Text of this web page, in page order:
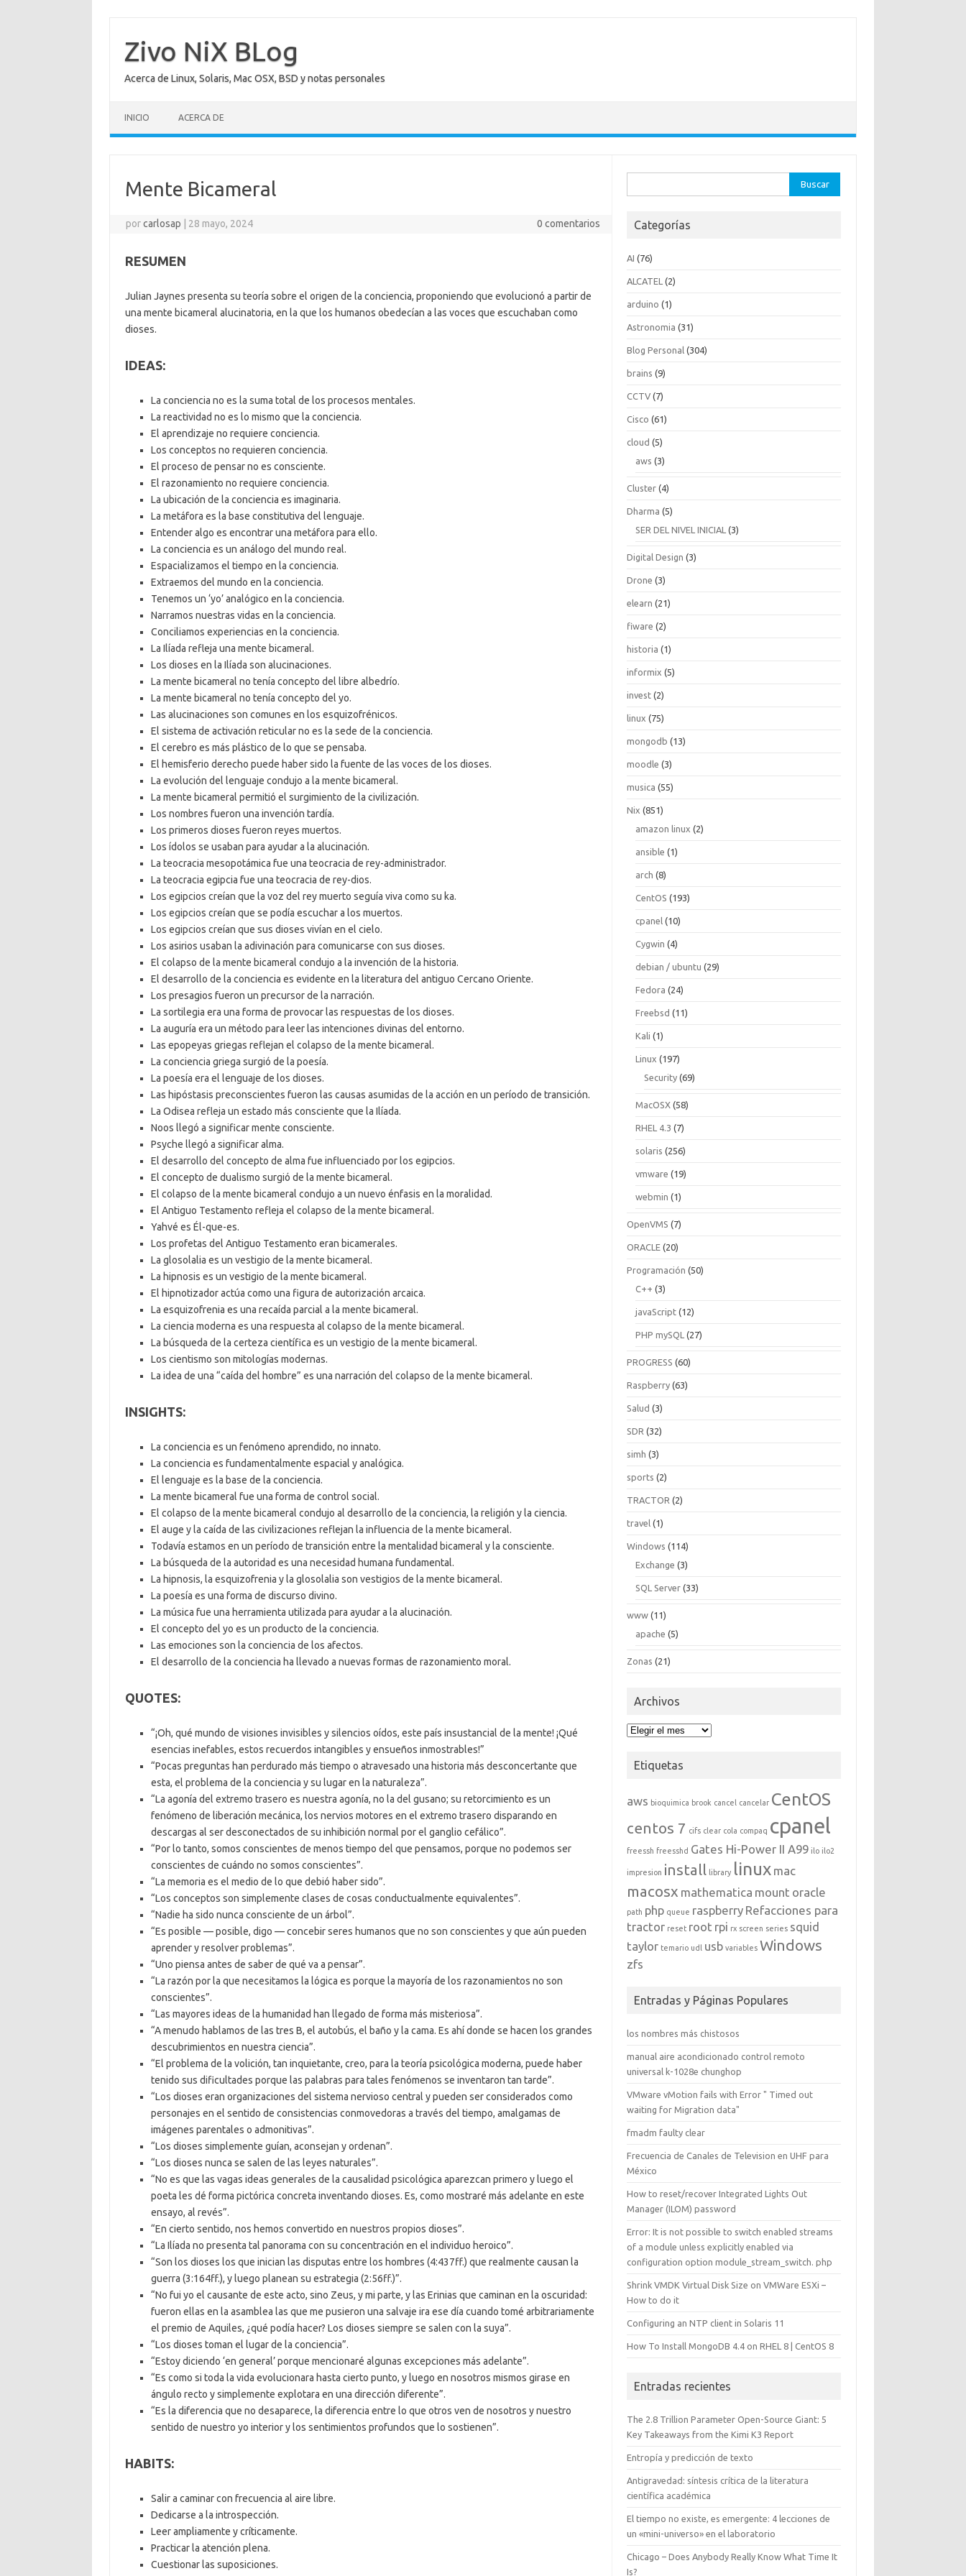
contenido
Zivo NiX BLog
Acerca de Linux, Solaris, Mac OSX, BSD y notas personales
INICIO ACERCA DE
Mente Bicameral
porcarlosap 28 mayo, 2024 0 comentarios
RESUMEN
Julian Jaynes presenta su teoría sobre el origen de la conciencia, proponiendo que evolucionó a partir de
una mente bicameral alucinatoria, en la que los humanos obedecían a las voces que escuchaban como
dioses.
IDEAS:
La conciencia no es la suma total de los procesos mentales.
La reactividad no es lo mismo que la conciencia.
El aprendizaje no requiere conciencia.
Los conceptos no requieren conciencia.
El proceso de pensar no es consciente.
El razonamiento no requiere conciencia.
La ubicación de la conciencia es imaginaria.
La metáfora es la base constitutiva del lenguaje.
Entender algo es encontrar una metáfora para ello.
La conciencia es un análogo del mundo real.
Espacializamos el tiempo en la conciencia.
Extraemos del mundo en la conciencia.
Tenemos un ‘yo’ analógico en la conciencia.
Narramos nuestras vidas en la conciencia.
Conciliamos experiencias en la conciencia.
La Ilíada refleja una mente bicameral.
Los dioses en la Ilíada son alucinaciones.
La mente bicameral no tenía concepto del libre albedrío.
La mente bicameral no tenía concepto del yo.
Las alucinaciones son comunes en los esquizofrénicos.
El sistema de activación reticular no es la sede de la conciencia.
El cerebro es más plástico de lo que se pensaba.
El hemisferio derecho puede haber sido la fuente de las voces de los dioses.
La evolución del lenguaje condujo a la mente bicameral.
La mente bicameral permitió el surgimiento de la civilización.
Los nombres fueron una invención tardía.
Los primeros dioses fueron reyes muertos.
Los ídolos se usaban para ayudar a la alucinación.
La teocracia mesopotámica fue una teocracia de rey-administrador.
La teocracia egipcia fue una teocracia de rey-dios.
Los egipcios creían que la voz del rey muerto seguía viva como su ka.
Los egipcios creían que se podía escuchar a los muertos.
Los egipcios creían que sus dioses vivían en el cielo.
Los asirios usaban la adivinación para comunicarse con sus dioses.
El colapso de la mente bicameral condujo a la invención de la historia.
El desarrollo de la conciencia es evidente en la literatura del antiguo Cercano Oriente.
Los presagios fueron un precursor de la narración.
La sortilegia era una forma de provocar las respuestas de los dioses.
La auguría era un método para leer las intenciones divinas del entorno.
Las epopeyas griegas reflejan el colapso de la mente bicameral.
La conciencia griega surgió de la poesía.
La poesía era el lenguaje de los dioses.
Las hipóstasis preconscientes fueron las causas asumidas de la acción en un período de transición.
La Odisea refleja un estado más consciente que la Ilíada.
Noos llegó a significar mente consciente.
Psyche llegó a significar alma.
El desarrollo del concepto de alma fue influenciado por los egipcios.
El concepto de dualismo surgió de la mente bicameral.
El colapso de la mente bicameral condujo a un nuevo énfasis en la moralidad.
El Antiguo Testamento refleja el colapso de la mente bicameral.
Yahvé es Él-que-es.
Los profetas del Antiguo Testamento eran bicamerales.
La glosolalia es un vestigio de la mente bicameral.
La hipnosis es un vestigio de la mente bicameral.
El hipnotizador actúa como una figura de autorización arcaica.
La esquizofrenia es una recaída parcial a la mente bicameral.
La ciencia moderna es una respuesta al colapso de la mente bicameral.
La búsqueda de la certeza científica es un vestigio de la mente bicameral.
Los cientismo son mitologías modernas.
La idea de una “caída del hombre” es una narración del colapso de la mente bicameral.
INSIGHTS:
La conciencia es un fenómeno aprendido, no innato.
La conciencia es fundamentalmente espacial y analógica.
El lenguaje es la base de la conciencia.
La mente bicameral fue una forma de control social.
El colapso de la mente bicameral condujo al desarrollo de la conciencia, la religión y la ciencia.
El auge y la caída de las civilizaciones reflejan la influencia de la mente bicameral.
Todavía estamos en un período de transición entre la mentalidad bicameral y la consciente.
La búsqueda de la autoridad es una necesidad humana fundamental.
La hipnosis, la esquizofrenia y la glosolalia son vestigios de la mente bicameral.
La poesía es una forma de discurso divino.
La música fue una herramienta utilizada para ayudar a la alucinación.
El concepto del yo es un producto de la conciencia.
Las emociones son la conciencia de los afectos.
El desarrollo de la conciencia ha llevado a nuevas formas de razonamiento moral.
QUOTES:
“¡Oh, qué mundo de visiones invisibles y silencios oídos, este país insustancial de la mente! ¡Qué
esencias inefables, estos recuerdos intangibles y ensueños inmostrables!”
“Pocas preguntas han perdurado más tiempo o atravesado una historia más desconcertante que
esta, el problema de la conciencia y su lugar en la naturaleza”.
“La agonía del extremo trasero es nuestra agonía, no la del gusano; su retorcimiento es un
fenómeno de liberación mecánica, los nervios motores en el extremo trasero disparando en
descargas al ser desconectados de su inhibición normal por el ganglio cefálico”.
“Por lo tanto, somos conscientes de menos tiempo del que pensamos, porque no podemos ser
conscientes de cuándo no somos conscientes”.
“La memoria es el medio de lo que debió haber sido”.
“Los conceptos son simplemente clases de cosas conductualmente equivalentes”.
“Nadie ha sido nunca consciente de un árbol”.
“Es posible — posible, digo — concebir seres humanos que no son conscientes y que aún pueden
aprender y resolver problemas”.
“Uno piensa antes de saber de qué va a pensar”.
“La razón por la que necesitamos la lógica es porque la mayoría de los razonamientos no son
conscientes”.
“Las mayores ideas de la humanidad han llegado de forma más misteriosa”.
“A menudo hablamos de las tres B, el autobús, el baño y la cama. Es ahí donde se hacen los grandes
descubrimientos en nuestra ciencia”.
“El problema de la volición, tan inquietante, creo, para la teoría psicológica moderna, puede haber
tenido sus dificultades porque las palabras para tales fenómenos se inventaron tan tarde”.
“Los dioses eran organizaciones del sistema nervioso central y pueden ser considerados como
personajes en el sentido de consistencias conmovedoras a través del tiempo, amalgamas de
imágenes parentales o admonitivas”.
“Los dioses simplemente guían, aconsejan y ordenan”.
“Los dioses nunca se salen de las leyes naturales”.
“No es que las vagas ideas generales de la causalidad psicológica aparezcan primero y luego el
poeta les dé forma pictórica concreta inventando dioses. Es, como mostraré más adelante en este
ensayo, al revés”.
“En cierto sentido, nos hemos convertido en nuestros propios dioses”.
“La Ilíada no presenta tal panorama con su concentración en el individuo heroico”.
“Son los dioses los que inician las disputas entre los hombres (4:437ff.) que realmente causan la
guerra (3:164ff.), y luego planean su estrategia (2:56ff.)”.
“No fui yo el causante de este acto, sino Zeus, y mi parte, y las Erinias que caminan en la oscuridad:
fueron ellas en la asamblea las que me pusieron una salvaje ira ese día cuando tomé arbitrariamente
el premio de Aquiles, ¿qué podía hacer? Los dioses siempre se salen con la suya”.
“Los dioses toman el lugar de la conciencia”.
“Estoy diciendo ‘en general’ porque mencionaré algunas excepciones más adelante”.
“Es como si toda la vida evolucionara hasta cierto punto, y luego en nosotros mismos girase en
ángulo recto y simplemente explotara en una dirección diferente”.
“Es la diferencia que no desaparece, la diferencia entre lo que otros ven de nosotros y nuestro
sentido de nuestro yo interior y los sentimientos profundos que lo sostienen”.
HABITS:
Salir a caminar con frecuencia al aire libre.
Dedicarse a la introspección.
Leer ampliamente y críticamente.
Practicar la atención plena.
Cuestionar las suposiciones.
Categorías
AI (76)
ALCATEL (2)
arduino (1)
Astronomia (31)
Blog Personal (304)
brains (9)
CCTV (7)
Cisco (61)
cloud (5)
aws (3)
Cluster (4)
Dharma (5)
SER DEL NIVEL INICIAL (3)
Digital Design (3)
Drone (3)
elearn (21)
fiware (2)
historia (1)
informix (5)
invest (2)
linux (75)
mongodb (13)
moodle (3)
musica (55)
Nix (851)
amazon linux (2)
ansible (1)
arch (8)
CentOS (193)
cpanel (10)
Cygwin (4)
debian / ubuntu (29)
Fedora (24)
Freebsd (11)
Kali (1)
Linux (197)
Security (69)
MacOSX (58)
RHEL 4.3 (7)
solaris (256)
vmware (19)
webmin (1)
OpenVMS (7)
ORACLE (20)
Programación (50)
C++ (3)
javaScript (12)
PHP mySQL (27)
PROGRESS (60)
Raspberry (63)
Salud (3)
SDR (32)
simh (3)
sports (2)
TRACTOR (2)
travel (1)
Windows (114)
Exchange (3)
SQL Server (33)
www (11)
apache (5)
Zonas (21)
Archivos
Archivos
Etiquetas
aws bioquimica brook cancel cancelar CentOS
centos 7 cifs clear cola compaq cpanel
freessh freesshd Gates Hi-Power II A99 ilo ilo2
impresion install library linux mac
macosx mathematica mount oracle
path php queue raspberry Refacciones para
tractor reset root rpi rx screen series squid
taylor temario udl usb variables Windows
zfs
Entradas y Páginas Populares
los nombres más chistosos
manual aire acondicionado control remoto
universal k-1028e chunghop
VMware vMotion fails with Error " Timed out
waiting for Migration data"
fmadm faulty clear
Frecuencia de Canales de Television en UHF para
México
How to reset/recover Integrated Lights Out
Manager (ILOM) password
Error: It is not possible to switch enabled streams
of a module unless explicitly enabled via
configuration option module_stream_switch. php
Shrink VMDK Virtual Disk Size on VMWare ESXi –
How to do it
Configuring an NTP client in Solaris 11
How To Install MongoDB 4.4 on RHEL 8 | CentOS 8
Entradas recientes
The 2.8 Trillion Parameter Open-Source Giant: 5
Key Takeaways from the Kimi K3 Report
Entropía y predicción de texto
Antigravedad: síntesis crítica de la literatura
científica académica
El tiempo no existe, es emergente: 4 lecciones de
un «mini-universo» en el laboratorio
Chicago – Does Anybody Really Know What Time It
Is?